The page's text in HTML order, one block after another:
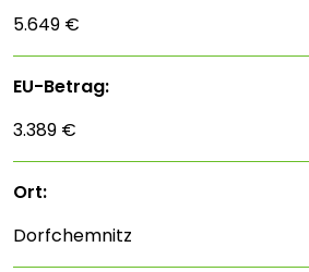
5.649 €
EU-Betrag:
3.389 €
Ort:
Dorfchemnitz